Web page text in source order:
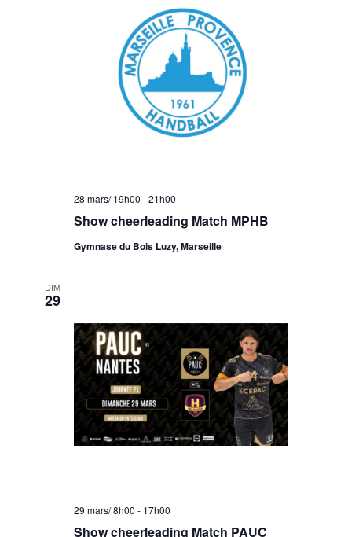
Show cheerleading Match MPHB
28 mars/ 19h00 -21h00
Gymnase du Bois Luzy, Marseille
DIM
29
Show cheerleading Match PAUC
29 mars/ 8h00 - 17h00